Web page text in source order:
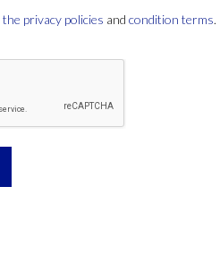
the privacy policies and condition terms.